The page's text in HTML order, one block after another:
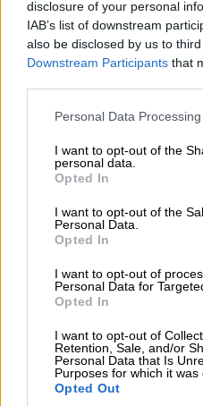
disclosure of your personal
IAB’s list of downstream
also be disclosed by us to
Downstream Participants that
Please note that this website/
not limited to your visit or
grant or deny consent to
use your data for below
consent section.
Personal Data
I want to opt-out of the
personal data.
Opted In
I want to opt-out of the
Personal Data.
Opted In
I want to opt-out of
Personal Data for
Opted In
I want to opt-out of
Retention, Sale, and/or
Personal Data that Is
Purposes for which it was
Opted Out
lomauttamisen
määräaikojen
epäselvyyksiä
työntekijän...
LUE ARTIKKELI ⟶